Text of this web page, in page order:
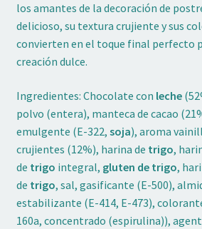
los amantes de la decoración de
delicioso, su textura crujiente y sus
convierten en el toque final perfecto
creación dulce.
Ingredientes: Chocolate con leche
polvo (entera), manteca de cacao
emulgente (E-322, soja), aroma
crujientes (12%), harina de trigo,
de trigo integral, gluten de trigo,
de trigo, sal, gasificante (E-500),
estabilizante (E-414, E-473),
160a, concentrado (espirulina)),